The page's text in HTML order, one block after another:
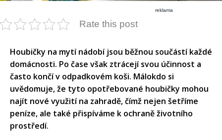
reklama
Rate this post
Houbičky na mytí nádobí jsou běžnou součástí každé
domácnosti. Po čase však ztrácejí svou účinnost a
často končí v odpadkovém koši. Málokdo si
uvědomuje, že tyto opotřebované houbičky mohou
najít nové využití na zahradě, čímž nejen šetříme
peníze, ale také přispíváme k ochraně životního
prostředí.